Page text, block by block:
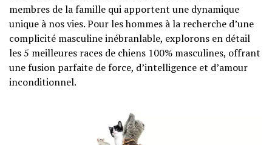
membres de la famille qui apportent une dynamique
unique à nos vies. Pour les hommes à la recherche d’une
complicité masculine inébranlable, explorons en détail
les 5 meilleures races de chiens 100% masculines, offrant
une fusion parfaite de force, d’intelligence et d’amour
inconditionnel.